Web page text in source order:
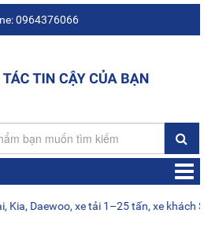
0964376066
xe tải 1–25 tấn, xe khách